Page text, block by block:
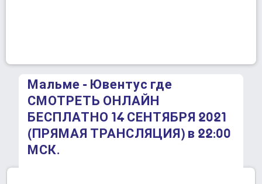
Мальме - Ювентус где
СМОТРЕТЬ ОНЛАЙН
БЕСПЛАТНО 14 СЕНТЯБРЯ 2021
(ПРЯМАЯ ТРАНСЛЯЦИЯ) в 22:00
МСК.